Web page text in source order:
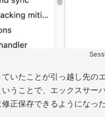
いたことが引っ越し先の
うことで、エックスサー
正保存できるようになった